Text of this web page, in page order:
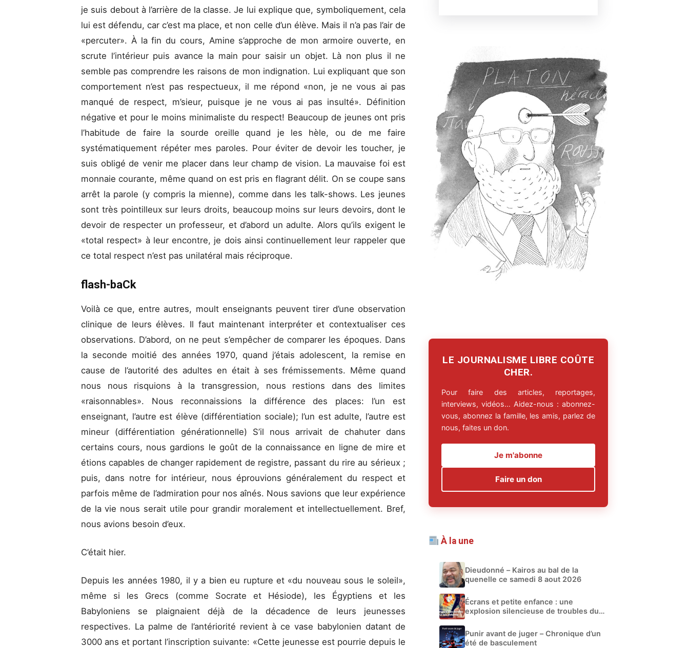
je suis debout à l’arrière de la classe. Je lui explique que, symboliquement, cela
lui est défendu, car c’est ma place, et non celle d’un élève. Mais il n’a pas l’air de
«percuter». À la fin du cours, Amine s’approche de mon armoire ouverte, en
scrute l’intérieur puis avance la main pour saisir un objet. Là non plus il ne
semble pas comprendre les raisons de mon indignation. Lui expliquant que son
comportement n’est pas respectueux, il me répond «non, je ne vous ai pas
manqué de respect, m’sieur, puisque je ne vous ai pas insulté». Définition
négative et pour le moins minimaliste du respect! Beaucoup de jeunes ont pris
l’habitude de faire la sourde oreille quand je les hèle, ou de me faire
systématiquement répéter mes paroles. Pour éviter de devoir les toucher, je
suis obligé de venir me placer dans leur champ de vision. La mauvaise foi est
monnaie courante, même quand on est pris en flagrant délit. On se coupe sans
arrêt la parole (y compris la mienne), comme dans les talk-shows. Les jeunes
sont très pointilleux sur leurs droits, beaucoup moins sur leurs devoirs, dont le
devoir de respecter un professeur, et d’abord un adulte. Alors qu’ils exigent le
«total respect» à leur encontre, je dois ainsi continuellement leur rappeler que
ce total respect n’est pas unilatéral mais réciproque.
flash-baCk
Voilà ce que, entre autres, moult enseignants peuvent tirer d’une observation
clinique de leurs élèves. Il faut maintenant interpréter et contextualiser ces
observations. D’abord, on ne peut s’empêcher de comparer les époques. Dans
la seconde moitié des années 1970, quand j’étais adolescent, la remise en
cause de l’autorité des adultes en était à ses frémissements. Même quand
nous nous risquions à la transgression, nous restions dans des limites
«raisonnables». Nous reconnaissions la différence des places: l’un est
enseignant, l’autre est élève (différentiation sociale); l’un est adulte, l’autre est
mineur (différentiation générationnelle) S’il nous arrivait de chahuter dans
certains cours, nous gardions le goût de la connaissance en ligne de mire et
étions capables de changer rapidement de registre, passant du rire au sérieux ;
puis, dans notre for intérieur, nous éprouvions généralement du respect et
parfois même de l’admiration pour nos aînés. Nous savions que leur expérience
de la vie nous serait utile pour grandir moralement et intellectuellement. Bref,
nous avions besoin d’eux.
C’était hier.
Depuis les années 1980, il y a bien eu rupture et «du nouveau sous le soleil»,
même si les Grecs (comme Socrate et Hésiode), les Égyptiens et les
Babyloniens se plaignaient déjà de la décadence de leurs jeunesses
respectives. La palme de l’antériorité revient à ce vase babylonien datant de
3000 ans et portant l’inscription suivante: «Cette jeunesse est pourrie depuis le
LE JOURNALISME LIBRE COÛTE
CHER.
Pour faire des articles, reportages,
interviews, vidéos… Aidez-nous : abonnez-
vous, abonnez la famille, les amis, parlez de
nous, faites un don.
Je m'abonne
Faire un don
À la une
Dieudonné – Kairos au bal de la
quenelle ce samedi 8 aout 2026
Écrans et petite enfance : une
explosion silencieuse de troubles du
Punir avant de juger – Chronique d’un
été de basculement